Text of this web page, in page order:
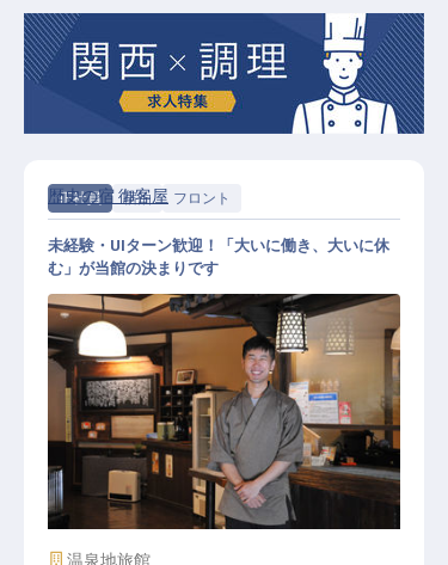
正社員 宿泊 フロント
フロントスタッフ（20～30代活躍中
／経験不問／寮完備／創業300年）
歴史の宿 御客屋
未経験・UIターン歓迎！「大いに働き、大いに休
む」が当館の決まりです
施設業態
温泉地旅館